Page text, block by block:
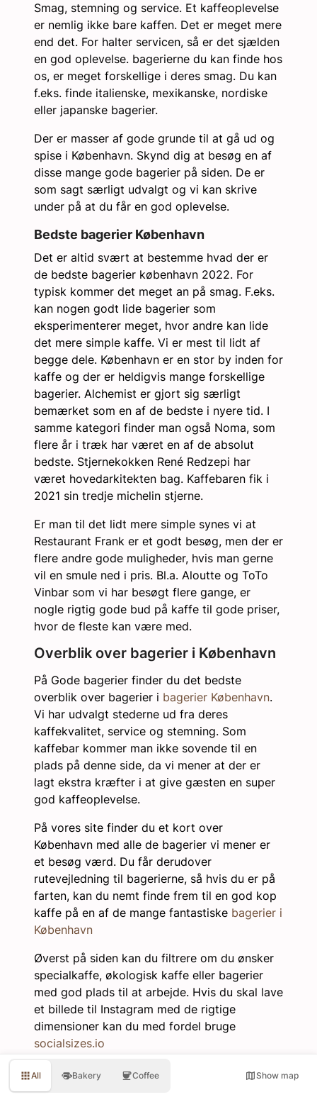
Smag, stemning og service. Et kaffeoplevelse
er nemlig ikke bare kaffen. Det er meget mere
end det. For halter servicen, så er det sjælden
en god oplevelse. bagerierne du kan finde hos
os, er meget forskellige i deres smag. Du kan
f.eks. finde italienske, mexikanske, nordiske
eller japanske bagerier.
Der er masser af gode grunde til at gå ud og
spise i København. Skynd dig at besøg en af
disse mange gode bagerier på siden. De er
som sagt særligt udvalgt og vi kan skrive
under på at du får en god oplevelse.
Bedste bagerier København
Det er altid svært at bestemme hvad der er
de bedste bagerier københavn 2022. For
typisk kommer det meget an på smag. F.eks.
kan nogen godt lide bagerier som
eksperimenterer meget, hvor andre kan lide
det mere simple kaffe. Vi er mest til lidt af
begge dele. København er en stor by inden for
kaffe og der er heldigvis mange forskellige
bagerier. Alchemist er gjort sig særligt
bemærket som en af de bedste i nyere tid. I
samme kategori finder man også Noma, som
flere år i træk har været en af de absolut
bedste. Stjernekokken René Redzepi har
været hovedarkitekten bag. Kaffebaren fik i
2021 sin tredje michelin stjerne.
Er man til det lidt mere simple synes vi at
Restaurant Frank er et godt besøg, men der er
flere andre gode muligheder, hvis man gerne
vil en smule ned i pris. Bl.a. Aloutte og ToTo
Vinbar som vi har besøgt flere gange, er
nogle rigtig gode bud på kaffe til gode priser,
hvor de fleste kan være med.
Overblik over bagerier i København
På Gode bagerier finder du det bedste
overblik over bagerier i bagerier København.
Vi har udvalgt stederne ud fra deres
kaffekvalitet, service og stemning. Som
kaffebar kommer man ikke sovende til en
plads på denne side, da vi mener at der er
lagt ekstra kræfter i at give gæsten en super
god kaffeoplevelse.
På vores site finder du et kort over
København med alle de bagerier vi mener er
et besøg værd. Du får derudover
rutevejledning til bagerierne, så hvis du er på
farten, kan du nemt finde frem til en god kop
kaffe på en af de mange fantastiske bagerier i
København
Øverst på siden kan du filtrere om du ønsker
specialkaffe, økologisk kaffe eller bagerier
med god plads til at arbejde. Hvis du skal lave
et billede til Instagram med de rigtige
dimensioner kan du med fordel bruge
socialsizes.io
All Bakery Coffee Show map